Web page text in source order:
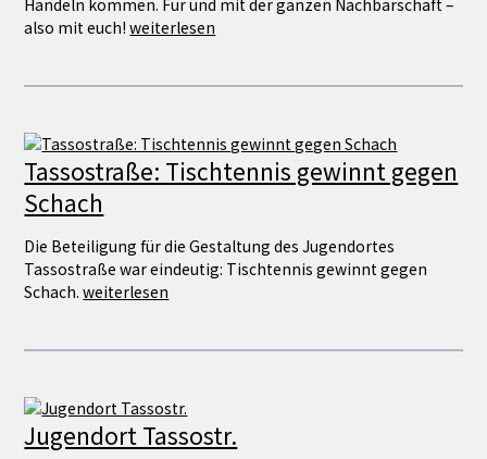
Handeln kommen. Für und mit der ganzen Nachbarschaft –
also mit euch!weiterlesen
Tassostraße: Tischtennis gewinnt gegen
Schach
Die Beteiligung für die Gestaltung des Jugendortes
Tassostraße war eindeutig: Tischtennis gewinnt gegen
Schach.weiterlesen
Jugendort Tassostr.